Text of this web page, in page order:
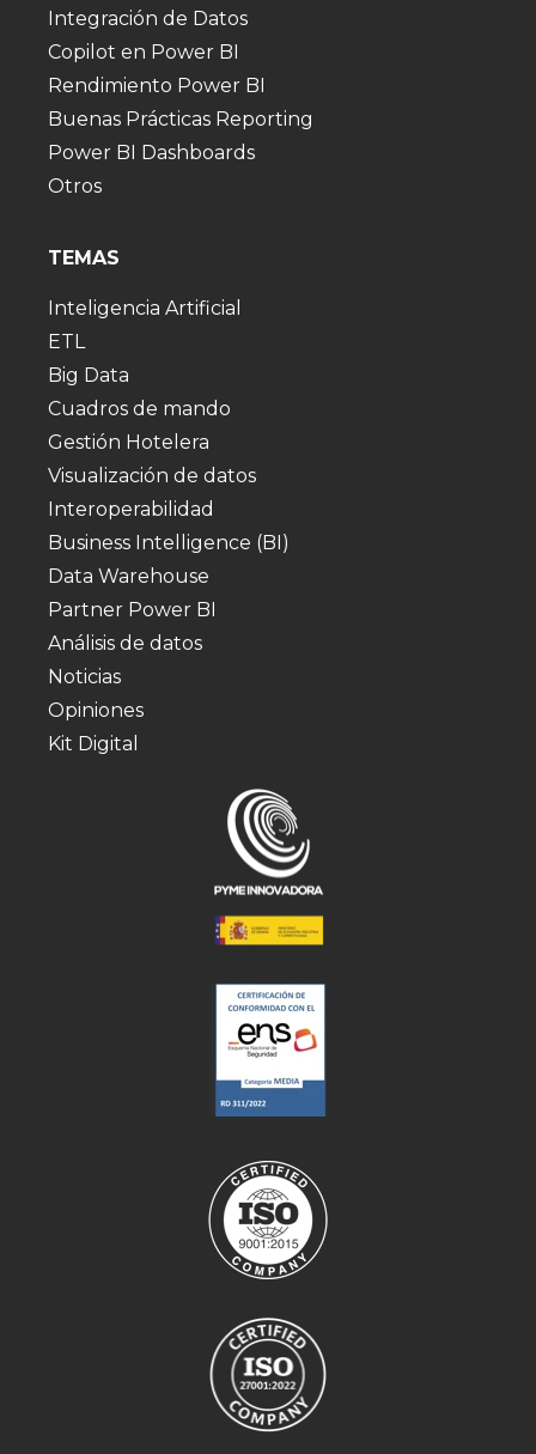
Integración de Datos
Copilot en Power BI
Rendimiento Power BI
Buenas Prácticas Reporting
Power BI Dashboards
Otros
TEMAS
Inteligencia Artificial
ETL
Big Data
Cuadros de mando
Gestión Hotelera
Visualización de datos
Interoperabilidad
Business Intelligence (BI)
Data Warehouse
Partner Power BI
Análisis de datos
Noticias
Opiniones
Kit Digital